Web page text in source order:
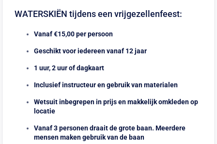
WATERSKIËN tijdens een vrijgezellenfeest:
Vanaf €15,00 per persoon
Geschikt voor iedereen vanaf 12 jaar
1 uur, 2 uur of dagkaart
Inclusief instructeur en gebruik van materialen
Wetsuit inbegrepen in prijs en makkelijk omkleden op
locatie
Vanaf 3 personen draait de grote baan. Meerdere
mensen maken gebruik van de baan